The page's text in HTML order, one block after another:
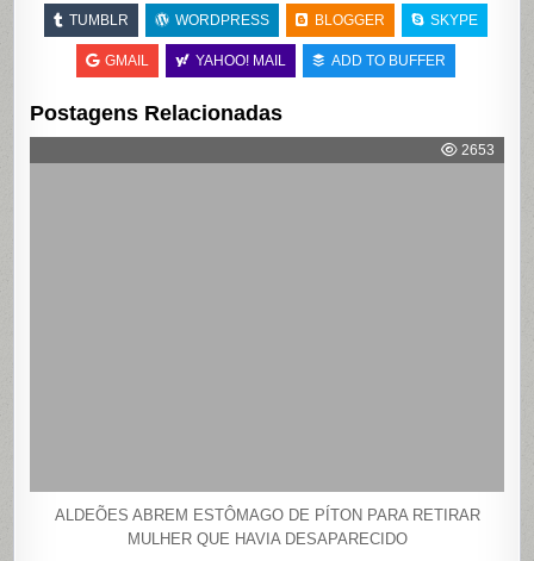
TUMBLR WORDPRESS BLOGGER SKYPE
GMAIL YAHOO! MAIL ADD TO BUFFER
Postagens Relacionadas
2653
ALDEÕES ABREM ESTÔMAGO DE PÍTON PARA RETIRAR
MULHER QUE HAVIA DESAPARECIDO